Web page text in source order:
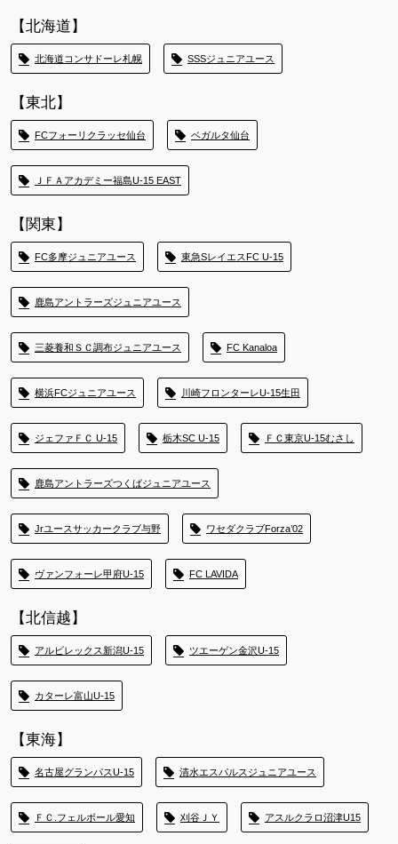
【北海道】
北海道コンサドーレ札幌 SSSジュニアユース
【東北】
FCフォーリクラッセ仙台 ベガルタ仙台
ＪＦＡアカデミー福島U-15 EAST
【関東】
FC多摩ジュニアユース 東急SレイエスFC U-15
鹿島アントラーズジュニアユース
三菱養和ＳＣ調布ジュニアユース FC Kanaloa
横浜FCジュニアユース 川崎フロンターレU-15生田
ジェファＦＣ U-15 栃木SC U-15 ＦＣ東京U-15むさし
鹿島アントラーズつくばジュニアユース
Jrユースサッカークラブ与野 ワセダクラブForza’02
ヴァンフォーレ甲府U-15 FC LAVIDA
【北信越】
アルビレックス新潟U-15 ツエーゲン金沢U-15
カターレ富山U-15
【東海】
名古屋グランパスU-15 清水エスパルスジュニアユース
ＦＣ.フェルボール愛知 刈谷ＪＹ アスルクラロ沼津U15